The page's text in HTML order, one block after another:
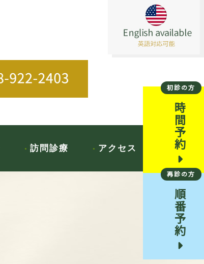
訪問診療 アクセス
初診の方
時間予約
再診の方
順番予約